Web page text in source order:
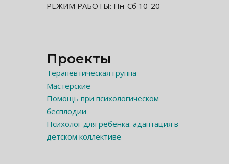
РЕЖИМ РАБОТЫ: Пн-Сб 10-20
Проекты
Терапевтическая группа
Мастерские
Помощь при психологическом
бесплодии
Психолог для ребенка: адаптация в
детском коллективе